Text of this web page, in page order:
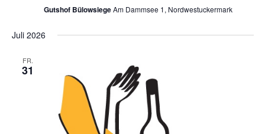
Gutshof BülowsiegeAm Dammsee 1, Nordwestuckermark
Juli 2026
FR.
31